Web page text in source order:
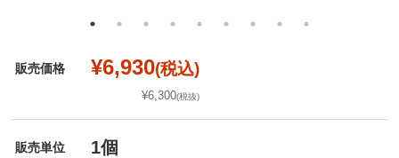
販売価格 ¥6,930(税込)
¥6,300(税抜)
販売単位 1個